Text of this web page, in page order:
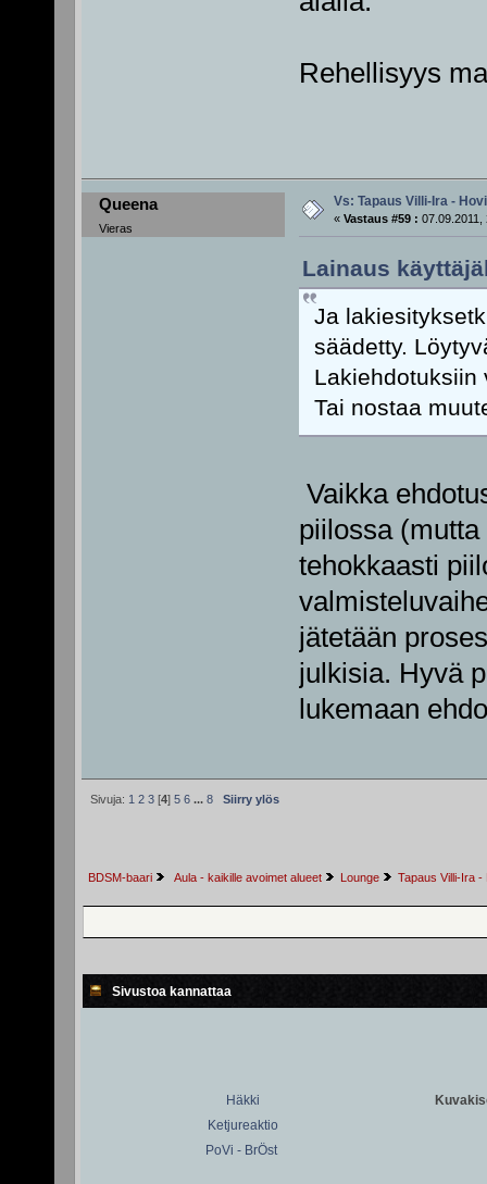
Rehellisyys
Queena
Vieras
Vs: Tapaus Villi-Ira -
« Vastaus #59 : 07.09.2011,
Lainaus
Ja
säädetty.
Lakiehdotuksiin
Tai nostaa
Vaikka
piilossa
tehokkaasti
jätetään
julkisia. Hyvä
lukemaan
Sivuja: 1 2 3[4] 5 6 ... 8 Siirry ylös
BDSM-baari Aula - kaikille avoimet alueet Lounge Tapaus Villi-Ira
Sivustoa kannattaa
Häkki
Ketjureaktio
PoVi - BrÖst